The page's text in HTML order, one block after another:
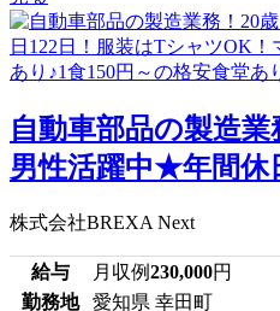
自動車部品の製造業
男性活躍中★年間休
株式会社BREXA Next
給与 月収例230,000円
勤務地
愛知県 幸田町